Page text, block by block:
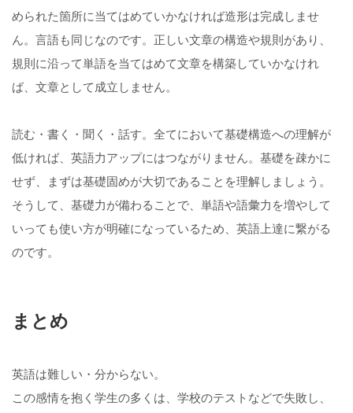
められた箇所に当てはめていかなければ造形は完成しませ
ん。言語も同じなのです。正しい文章の構造や規則があり、
規則に沿って単語を当てはめて文章を構築していかなけれ
ば、文章として成立しません。
読む・書く・聞く・話す。全てにおいて基礎構造への理解が
低ければ、英語力アップにはつながりません。基礎を疎かに
せず、まずは基礎固めが大切であることを理解しましょう。
そうして、基礎力が備わることで、単語や語彙力を増やして
いっても使い方が明確になっているため、英語上達に繋がる
のです。
まとめ
英語は難しい・分からない。
この感情を抱く学生の多くは、学校のテストなどで失敗し、